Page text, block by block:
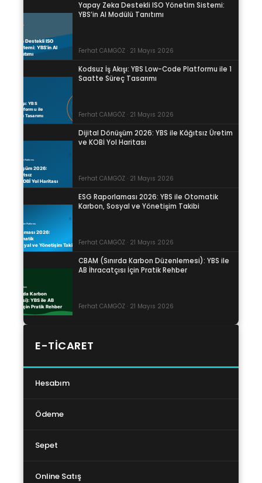
Yapay Zeka Destekli ISO Yönetim Sistemi:
YBS’in AI Modülü Tanıtımı
Ferhat CAMGÖZ · 21 Mayıs 2026
Kodsuz İş Akışı: YBS Low-Code Platformu ile 1
Saatte Süreç Tasarımı
Ferhat CAMGÖZ · 21 Mayıs 2026
Dijital Dönüşüm 2026: YBS ile Kâğıtsız Üretim
ve KOBİ Yol Haritası
Ferhat CAMGÖZ · 21 Mayıs 2026
ESG Raporlaması 2026: YBS ile Otomatik
Karbon, Sosyal ve Yönetişim Takibi
Ferhat CAMGÖZ · 21 Mayıs 2026
CBAM (Sınırda Karbon Düzenlemesi): YBS ile
AB İhracatçısı İçin Pratik Rehber
Ferhat CAMGÖZ · 21 Mayıs 2026
E-TICARET
Hesabım
Ödeme
Sepet
Online Satış